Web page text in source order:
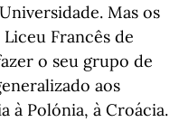
Mas os
Francês de
o seu grupo de
aos
à Polónia, à Croácia.